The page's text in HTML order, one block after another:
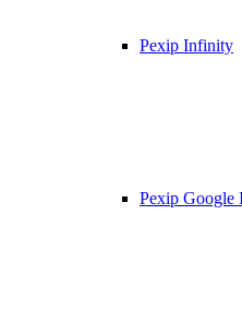
Pexip Infinity
Pexip Google